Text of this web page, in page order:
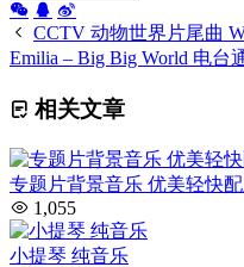
CCTV 动物世界片尾曲
Emilia – Big Big World 电台
相关文章
专题片背景音乐 优美轻快
1,055
小提琴 纯音乐